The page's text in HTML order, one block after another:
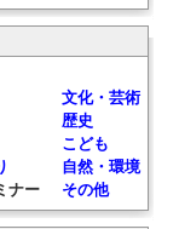
文化・芸術
歴史
こども
自然・環境
ナー
その他